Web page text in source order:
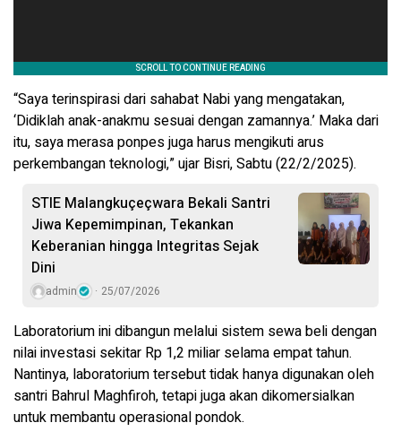
“Saya terinspirasi dari sahabat Nabi yang mengatakan,
‘Didiklah anak-anakmu sesuai dengan zamannya.’ Maka dari
itu, saya merasa ponpes juga harus mengikuti arus
perkembangan teknologi,” ujar Bisri, Sabtu (22/2/2025).
STIE Malangkuçeçwara Bekali Santri
Jiwa Kepemimpinan, Tekankan
Keberanian hingga Integritas Sejak
Dini
admin 25/07/2026
Laboratorium ini dibangun melalui sistem sewa beli dengan
nilai investasi sekitar Rp 1,2 miliar selama empat tahun.
Nantinya, laboratorium tersebut tidak hanya digunakan oleh
santri Bahrul Maghfiroh, tetapi juga akan dikomersialkan
untuk membantu operasional pondok.